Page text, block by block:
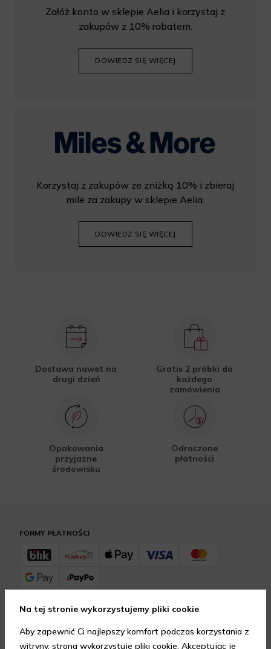
Załóż konto w sklepie Aelia i korzystaj z
zakupów z 10% rabatem.
DOWIEDZ SIĘ WIĘCEJ
Korzystaj z zakupów ze zniżką 10% i zbieraj
mile za zakupy w sklepie Aelia.
DOWIEDZ SIĘ WIĘCEJ
Dostawa nawet na
drugi dzień
Gratis 2 próbki do
każdego
zamówienia
Opakowania
przyjazne
środowisku
Odroczone
płatności
FORMY DOSTAWY
FORMY PŁATNOŚCI
Na tej stronie wykorzystujemy pliki cookie
Aby zapewnić Ci najlepszy komfort podczas korzystania z
witryny, strona wykorzystuje pliki cookie. Akceptując je